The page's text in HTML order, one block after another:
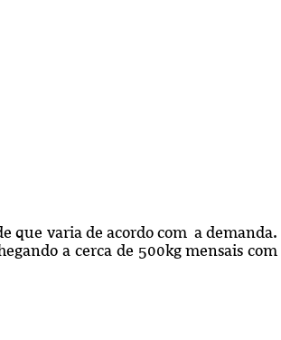
que varia de acordo com a demanda.
a cerca de 500kg mensais com